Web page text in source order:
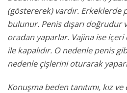
(göstererek) vardır. Erkeklerde
bulunur. Penis dışarı doğrudur
oradan yaparlar. Vajina ise
ile kapalıdır. O nedenle penis
nedenle çişlerini oturarak
Konuşma beden tanıtımı, kız